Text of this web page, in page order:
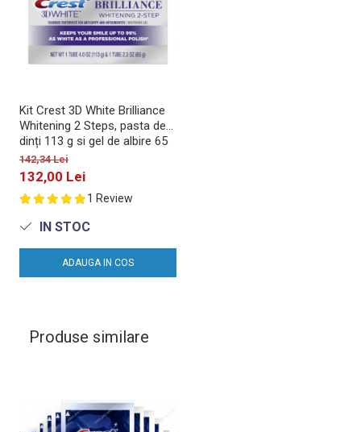
Kit Crest 3D White Brilliance
Whitening 2 Steps, pasta de
dinți 113 g si gel de albire 65
g
142,34 Lei
132,00 Lei
1 Review
IN STOC
ADAUGA IN COS
Produse similare